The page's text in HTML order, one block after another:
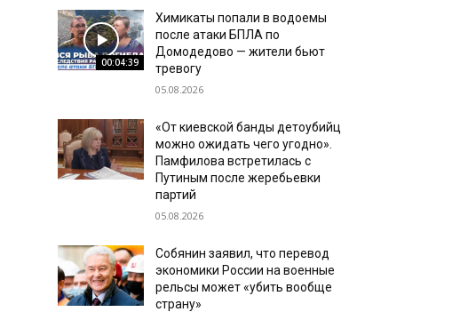
00:04:39
Химикаты попали в водоемы
после атаки БПЛА по
Домодедово — жители бьют
тревогу
05.08.2026
«От киевской банды детоубийц
можно ожидать чего угодно».
Памфилова встретилась с
Путиным после жеребьевки
партий
05.08.2026
Собянин заявил, что перевод
экономики России на военные
рельсы может «убить вообще
страну»